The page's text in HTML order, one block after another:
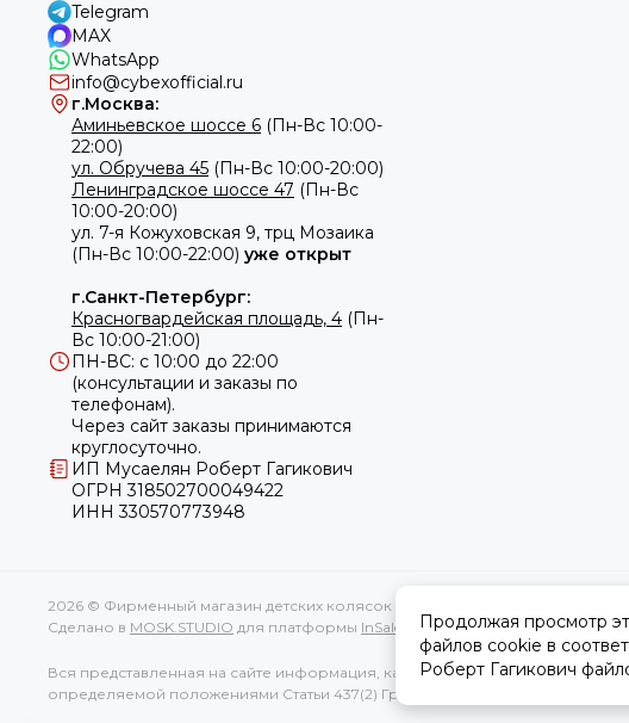
Telegram
MAX
WhatsApp
info@cybexofficial.ru
г.Москва:
Аминьевское шоссе 6 (Пн-Вс 10:00-
22:00)
ул. Обручева 45 (Пн-Вс 10:00-20:00)
Ленинградское шоссе 47 (Пн-Вс
10:00-20:00)
ул. 7-я Кожуховская 9, трц Мозаика
(Пн-Вс 10:00-22:00) уже открыт
г.Санкт-Петербург:
Красногвардейская площадь, 4 (Пн-
Вс 10:00-21:00)
ПН-ВС: с 10:00 до 22:00
(консультации и заказы по
телефонам).
Через сайт заказы принимаются
круглосуточно.
ИП Мусаелян Роберт Гагикович
ОГРН 318502700049422
ИНН 330570773948
2026 © Фирменный магазин детских колясок CYBEX.
Сделано в MOSK.STUDIO для платформы InSales
Вся представленная на сайте информация, касающаяся характеристик,
определяемой положениями Статьи 437(2) Гражданского кодекса РФ.
Продолжая просмотр
файлов cookie в
Роберт Гагикович